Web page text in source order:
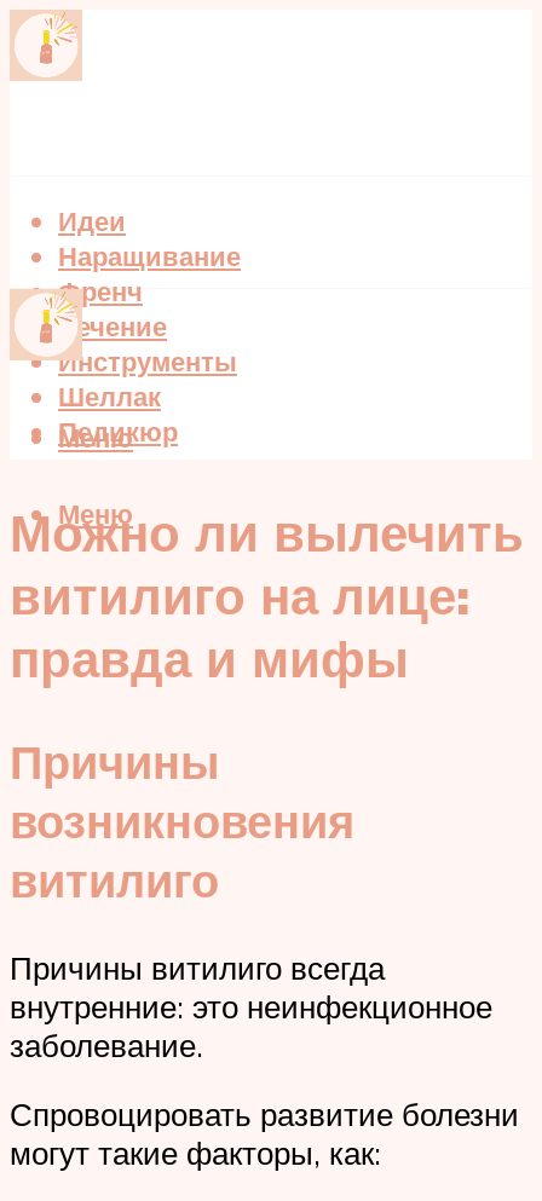
Идеи
Наращивание
Френч
Лечение
Инструменты
Шеллак
Педикюр
Меню
Меню
Можно ли вылечить
витилиго на лице:
правда и мифы
Причины
возникновения
витилиго
Причины витилиго всегда
внутренние: это неинфекционное
заболевание.
Спровоцировать развитие болезни
могут такие факторы, как: